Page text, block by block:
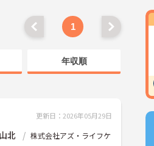
1
年収順
更新日：2026年05月29日
北
株式会社アズ・ライフケ